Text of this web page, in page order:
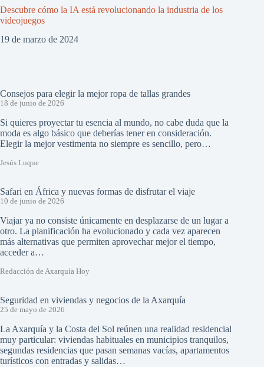
Descubre cómo la IA está revolucionando la industria de los
videojuegos
19 de marzo de 2024
Consejos para elegir la mejor ropa de tallas grandes
18 de junio de 2026
Si quieres proyectar tu esencia al mundo, no cabe duda que la
moda es algo básico que deberías tener en consideración.
Elegir la mejor vestimenta no siempre es sencillo, pero…
Jesús Luque
Safari en África y nuevas formas de disfrutar el viaje
10 de junio de 2026
Viajar ya no consiste únicamente en desplazarse de un lugar a
otro. La planificación ha evolucionado y cada vez aparecen
más alternativas que permiten aprovechar mejor el tiempo,
acceder a…
Redacción de Axarquía Hoy
Seguridad en viviendas y negocios de la Axarquía
25 de mayo de 2026
La Axarquía y la Costa del Sol reúnen una realidad residencial
muy particular: viviendas habituales en municipios tranquilos,
segundas residencias que pasan semanas vacías, apartamentos
turísticos con entradas y salidas…